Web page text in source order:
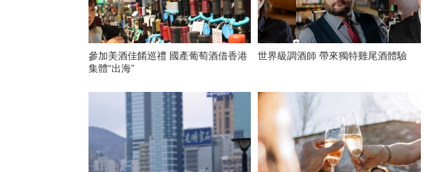
參加美酒佳餚巡禮 國產葡萄酒借香港
集體“出海”
世界級調酒師 帶來獨特雞尾酒體驗